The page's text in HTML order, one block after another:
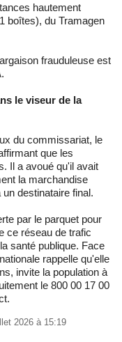
hautement
boîtes), du Tramagen
frauduleuse est
le viseur de la
du commissariat, le
que les
Il a avoué qu'il avait
la marchandise
destinataire final.
par le parquet pour
ce réseau de trafic
santé publique. Face
rappelle qu'elle
invite la population à
le 800 00 17 00
2026 à 15:19